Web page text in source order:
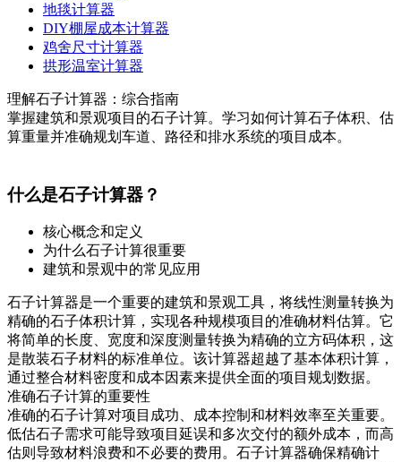
地毯计算器
DIY棚屋成本计算器
鸡舍尺寸计算器
拱形温室计算器
理解石子计算器：综合指南
掌握建筑和景观项目的石子计算。学习如何计算石子体积、估
算重量并准确规划车道、路径和排水系统的项目成本。
什么是石子计算器？
核心概念和定义
为什么石子计算很重要
建筑和景观中的常见应用
石子计算器是一个重要的建筑和景观工具，将线性测量转换为
精确的石子体积计算，实现各种规模项目的准确材料估算。它
将简单的长度、宽度和深度测量转换为精确的立方码体积，这
是散装石子材料的标准单位。该计算器超越了基本体积计算，
通过整合材料密度和成本因素来提供全面的项目规划数据。
准确石子计算的重要性
准确的石子计算对项目成功、成本控制和材料效率至关重要。
低估石子需求可能导致项目延误和多次交付的额外成本，而高
估则导致材料浪费和不必要的费用。石子计算器确保精确计